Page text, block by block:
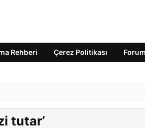
Rehberi Çerez Politikası Forum
tutar’